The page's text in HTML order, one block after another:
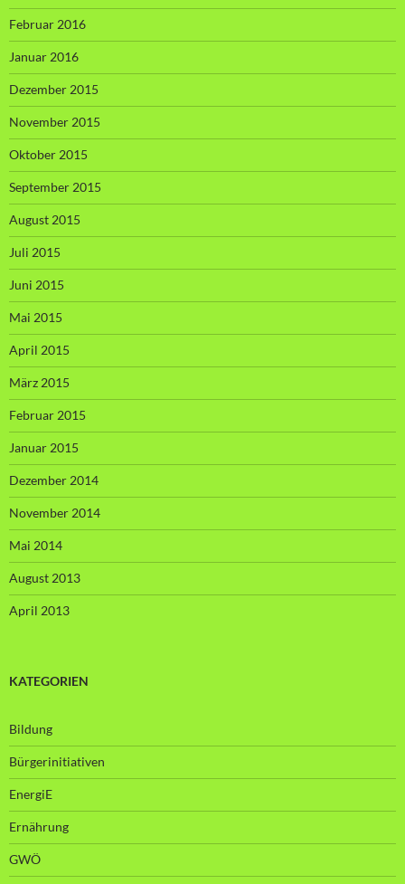
Februar 2016
Januar 2016
Dezember 2015
November 2015
Oktober 2015
September 2015
August 2015
Juli 2015
Juni 2015
Mai 2015
April 2015
März 2015
Februar 2015
Januar 2015
Dezember 2014
November 2014
Mai 2014
August 2013
April 2013
KATEGORIEN
Bildung
Bürgerinitiativen
EnergiE
Ernährung
GWÖ